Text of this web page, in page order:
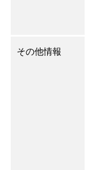
その他情報